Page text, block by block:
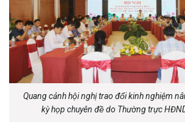
Quang cảnh hội nghị trao đổi kinh nghiệm
kỳ họp chuyên đề do Thường trực